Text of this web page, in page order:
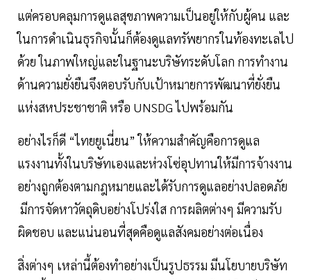
แต่ครอบคลุมการดูแลสุขภาพความเป็นอยู่ให้กับผู้คน และ
ในการดำเนินธุรกิจนั้นก็ต้องดูแลทรัพยากรในท้องทะเลไป
ด้วย ในภาพใหญ่และในฐานะบริษัทระดับโลก การทำงาน
ด้านความยั่งยืนจึงตอบรับกับเป้าหมายการพัฒนาที่ยั่งยืน
แห่งสหประชาชาติ หรือ UNSDG ไปพร้อมกัน
อย่างไรก็ดี “ไทยยูเนี่ยน” ให้ความสำคัญคือการดูแล
แรงงานทั้งในบริษัทเองและห่วงโซ่อุปทานให้มีการจ้างงาน
อย่างถูกต้องตามกฎหมายและได้รับการดูแลอย่างปลอดภัย
มีการจัดหาวัตถุดิบอย่างโปร่งใส การผลิตต่างๆ มีความรับ
ผิดชอบ และแน่นอนที่สุดคือดูแลสังคมอย่างต่อเนื่อง
สิ่งต่างๆ เหล่านี้ต้องทำอย่างเป็นรูปธรรม มีนโยบายบริษัท